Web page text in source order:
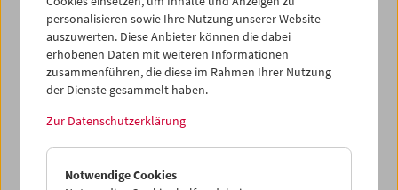
Filmmaterialien wurde vom KopierwerkL'Immagine
Ritrovatain Bologna durchgeführt.
Im Nachlass F. W. Murnaus, den die Deutsche Kinemathek
im Auftrag derFriedrich-Wilhelm-Murnau-Stiftung
bewahrt, befinden sich das Drehbuch, Tagesberichte,
Fotografien und Notizen zu den Dreharbeiten sowie viele
andere Dokumente, die eine nahezu lückenlose
Rekonstruktion der Entstehung des Films erlauben. Die
personalisieren sowie Ihre Nutzung unserer Website
auszuwerten. Diese Anbieter können die dabei
erhobenen Daten mit weiteren Informationen
zusammenführen, die diese im Rahmen Ihrer Nutzung
der Dienste gesammelt haben.
Zur Datenschutzerklärung
Notwendige Cookies